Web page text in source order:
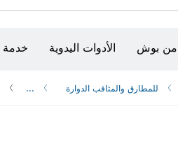
من بوش الأدوات اليدوية خدمة
للمطارق والمثاقب الدوارة ...